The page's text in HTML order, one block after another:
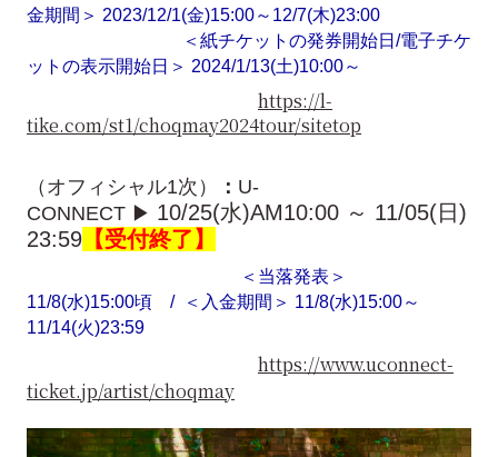
金期間＞ 2023/12/1(金)15:00～12/7(木)23:00
＜紙チケットの発券開始日/電子チケ
ットの表示開始日＞ 2024/1/13(土)10:00～
https://l-
tike.com/st1/choqmay2024tour/sitetop
（オフィシャル1次） ： U-
CONNECT ▶ 10/25(水)AM10:00 ～ 11/05(日)
23:59 【受付終了 】
＜当落発表＞
11/8(水)15:00頃 / ＜入金期間＞ 11/8(水)15:00～
11/14(火)23:59
https://www.uconnect-
ticket.jp/artist/choqmay